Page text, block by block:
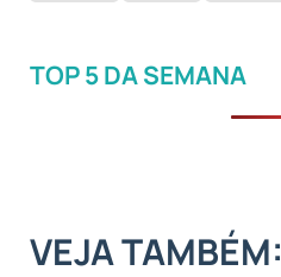
TOP 5 DA SEMANA
VEJA TAMBÉM: